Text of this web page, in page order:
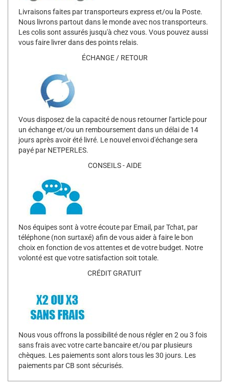
Livraisons faites par transporteurs express et/ou la Poste.
Nous livrons partout dans le monde avec nos transporteurs.
Les colis sont assurés jusqu'à chez vous. Vous pouvez aussi
vous faire livrer dans des points relais.
ÉCHANGE / RETOUR
Vous disposez de la capacité de nous retourner l'article pour
un échange et/ou un remboursement dans un délai de 14
jours après avoir été livré. Le nouvel envoi d'échange sera
payé par NETPERLES.
CONSEILS - AIDE
Nos équipes sont à votre écoute par Email, par Tchat, par
téléphone (non surtaxé) afin de vous aider à faire le bon
choix en fonction de vos attentes et de votre budget. Notre
volonté est que votre satisfaction soit totale.
CRÉDIT GRATUIT
Nous vous offrons la possibilité de nous régler en 2 ou 3 fois
sans frais avec votre carte bancaire et/ou par plusieurs
chèques. Les paiements sont alors tous les 30 jours. Les
paiements par CB sont sécurisés.